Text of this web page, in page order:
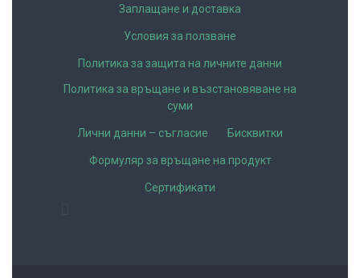
Заплащане и доставка
Условия за ползване
Политика за защита на личните данни
Политика за връщане и възстановяване на
суми
Лични данни – съгласие Бисквитки
Формуляр за връщане на продукт
Сертификати